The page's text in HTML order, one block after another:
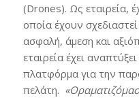
(Drones). Ως εταιρεία,
οποία έχουν
ασφαλή, άμεση και
εταιρεία έχει
πλατφόρμα για την
πελάτη.